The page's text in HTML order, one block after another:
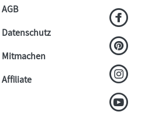
AGB
Datenschutz
Mitmachen
Affiliate